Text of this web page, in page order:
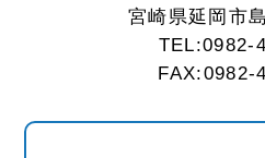
宮崎県延岡市
TEL:0982-
FAX:0982-